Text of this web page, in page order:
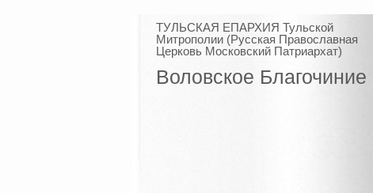
ТУЛЬСКАЯ ЕПАРХИЯ Тульской
Митрополии (Русская Православная
Церковь Московский Патриархат)
Воловское Благочиние